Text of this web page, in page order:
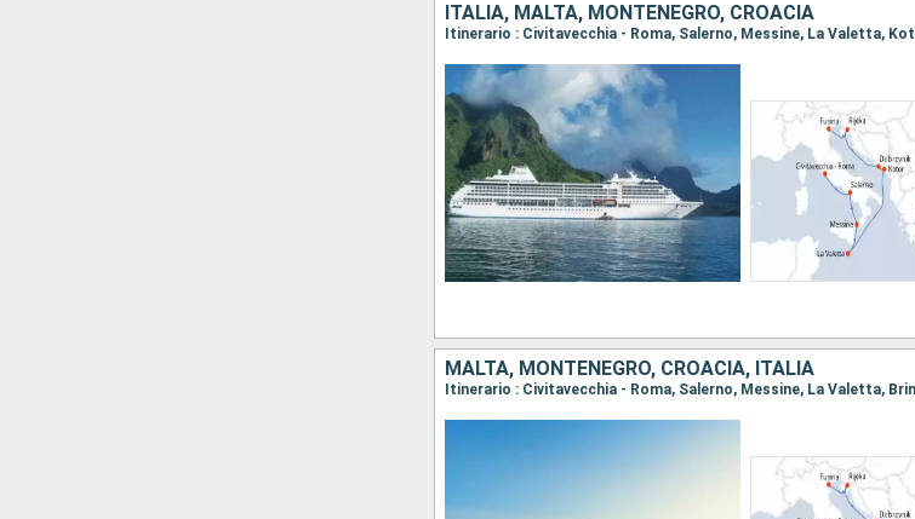
ITALIA, MALTA, MONTENEGRO, CROACIA
Itinerario : Civitavecchia - Roma, Salerno, Messine, La Valetta,
MALTA, MONTENEGRO, CROACIA, ITALIA